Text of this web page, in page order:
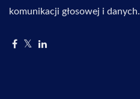
komunikacji głosowej i danych.